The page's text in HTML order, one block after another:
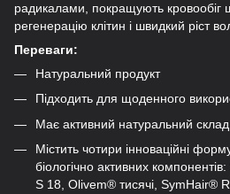
радикалами, покращують кровообіг
регенерацію клітин і швидкий ріст
Переваги:
Натуральний продукт
Підходить для щоденного
Має активний натуральний склад
Містить чотири інноваційні
біологічно активних
S 18, Olivem® тисячі, SymHair®